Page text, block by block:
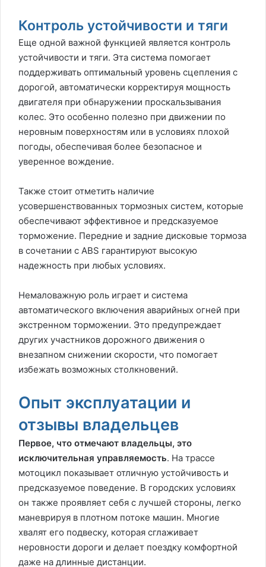
Контроль устойчивости и тяги
Еще одной важной функцией является контроль
устойчивости и тяги. Эта система помогает
поддерживать оптимальный уровень сцепления с
дорогой, автоматически корректируя мощность
двигателя при обнаружении проскальзывания
колес. Это особенно полезно при движении по
неровным поверхностям или в условиях плохой
погоды, обеспечивая более безопасное и
уверенное вождение.
Также стоит отметить наличие
усовершенствованных тормозных систем, которые
обеспечивают эффективное и предсказуемое
торможение. Передние и задние дисковые тормоза
в сочетании с ABS гарантируют высокую
надежность при любых условиях.
Немаловажную роль играет и система
автоматического включения аварийных огней при
экстренном торможении. Это предупреждает
других участников дорожного движения о
внезапном снижении скорости, что помогает
избежать возможных столкновений.
Опыт эксплуатации и
отзывы владельцев
Первое, что отмечают владельцы, это
исключительная управляемость. На трассе
мотоцикл показывает отличную устойчивость и
предсказуемое поведение. В городских условиях
он также проявляет себя с лучшей стороны, легко
маневрируя в плотном потоке машин. Многие
хвалят его подвеску, которая сглаживает
неровности дороги и делает поездку комфортной
даже на длинные дистанции.